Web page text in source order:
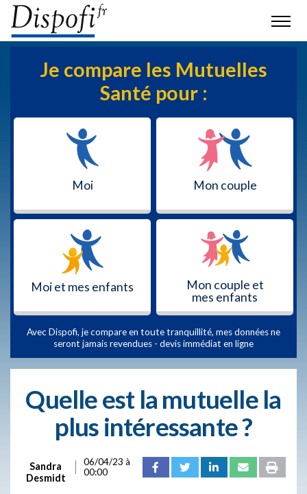
Je compare les Mutuelles
Santé pour :
Moi Mon couple
Moi et mes enfants
Mon couple et
mes enfants
Avec Dispofi, je compare en toute tranquillité, mes données ne
seront jamais revendues - devis immédiat en ligne
Quelle est la mutuelle la
plus intéressante ?
Sandra
Desmidt
06/04/23 à
00:00